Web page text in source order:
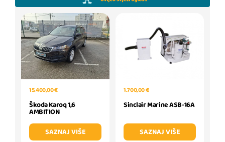
15.400,00 €
Škoda Karoq 1,6
AMBITION
SAZNAJ VIŠE
1.700,00 €
Sinclair Marine ASB-16A
SAZNAJ VIŠE